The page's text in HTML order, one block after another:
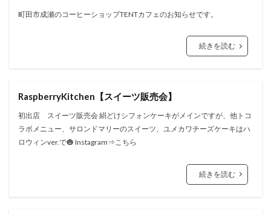
町田市成瀬のコーヒーショップTENTカフェのお知らせです。
続きを読む
RaspberryKitchen【スイーツ販売会】
初出店 スイーツ販売会 絹どけシフォンケーキがメインですが、他トコ
ラボメニュー、サロンドマリーのスイーツ、ユメカワチーズケーキはハ
ロウィンver.で🎃 Instagram⇒こちら
続きを読む